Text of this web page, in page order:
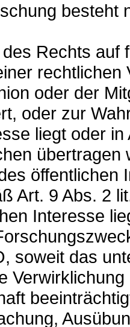
besteht
Rechts auf
rechtlichen
oder der
oder zur
liegt oder
übertragen
öffentlichen
Art. 9 Abs. 2
Interesse
soweit das